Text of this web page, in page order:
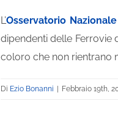
L’Osservatorio
dipendenti delle Ferrovie
coloro che non rientrano
Di Ezio Bonanni | Febbraio 19th,